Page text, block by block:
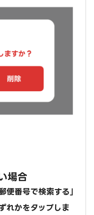
場合
便番号で検索する」
れかをタップしま